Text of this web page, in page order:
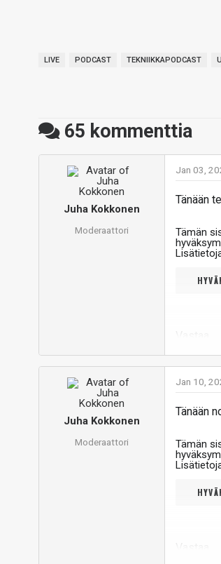
LIVE PODCAST TEKNIIKKAPODCAST
65 kommenttia
Juha Kokkonen
Moderaattori
Jan 03,
Tänään
Tämän
Juha Kokkonen
Moderaattori
Jan 10,
Tänään
Tämän